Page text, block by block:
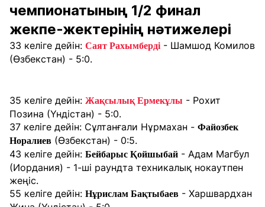
чемпионатының 1/2 финал
жекпе-жектерінің нәтижелері
33 келіге дейін: Саят Рахымберді- Шамшод Комилов
(Өзбекстан) - 5:0.
35 келіге дейін: Жақсылық Ермекұлы - Рохит
Позина (Үндістан) - 5:0.
37 келіге дейін: Сұлтанғали Нұрмахан - Файозбек
Норалиев (Өзбекстан) - 0:5.
43 келіге дейін: Бейбарыс Қойшыбай - Адам Магбул
(Иордания) - 1-ші раундта техникалық нокаутпен
жеңіс.
55 келіге дейін: Нұрислам Бақтыбаев - Харшвардхан